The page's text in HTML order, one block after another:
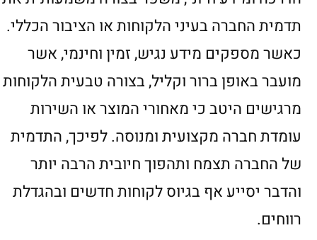
תדמית החברה בעיני הלקוחות או הציבור הכללי.
כאשר מספקים מידע נגיש, זמין וחינמי, אשר
מועבר באופן ברור וקליל, בצורה טבעית הלקוחות
מרגישים היטב כי מאחורי המוצר או השירות
עומדת חברה מקצועית ומנוסה. לפיכך, התדמית
של החברה תצמח ותהפוך חיובית הרבה יותר
והדבר יסייע אף בגיוס לקוחות חדשים ובהגדלת
רווחים.